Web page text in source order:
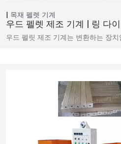
목재 펠렛 기계
우드 펠렛 제조 기계 | 링 다
우드 펠릿 제조 기계는 변환하는 장